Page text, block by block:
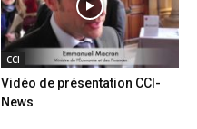
CCI
Vidéo de présentation CCI-
News